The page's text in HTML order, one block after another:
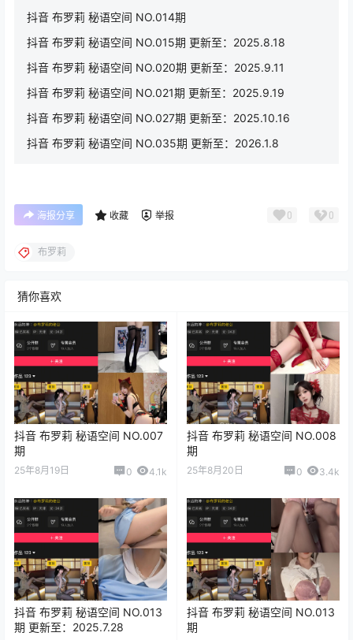
抖音 布罗莉 秘语空间 NO.014期
抖音 布罗莉 秘语空间 NO.015期 更新至：2025.8.18
抖音 布罗莉 秘语空间 NO.020期 更新至：2025.9.11
抖音 布罗莉 秘语空间 NO.021期 更新至：2025.9.19
抖音 布罗莉 秘语空间 NO.027期 更新至：2025.10.16
抖音 布罗莉 秘语空间 NO.035期 更新至：2026.1.8
海报分享 收藏 举报 0 0
布罗莉
猜你喜欢
抖音 布罗莉 秘语空间 NO.007
期
25年8月19日 0 4.1k
抖音 布罗莉 秘语空间 NO.008
期
25年8月20日 0 3.4k
抖音 布罗莉 秘语空间 NO.013
期 更新至：2025.7.28
抖音 布罗莉 秘语空间 NO.013
期